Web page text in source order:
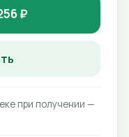
₽
при получении —